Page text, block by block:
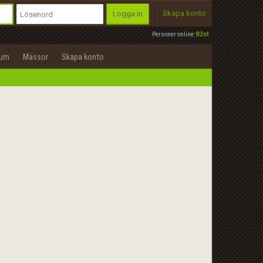
Personer online:82st
Logga in Skapa konto
Mässor Skapa konto